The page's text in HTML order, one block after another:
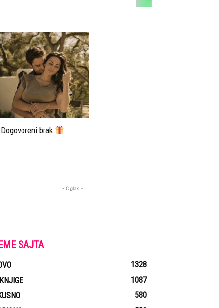
Dogovoreni brak
- Oglas -
SAJTA
1328
1087
580